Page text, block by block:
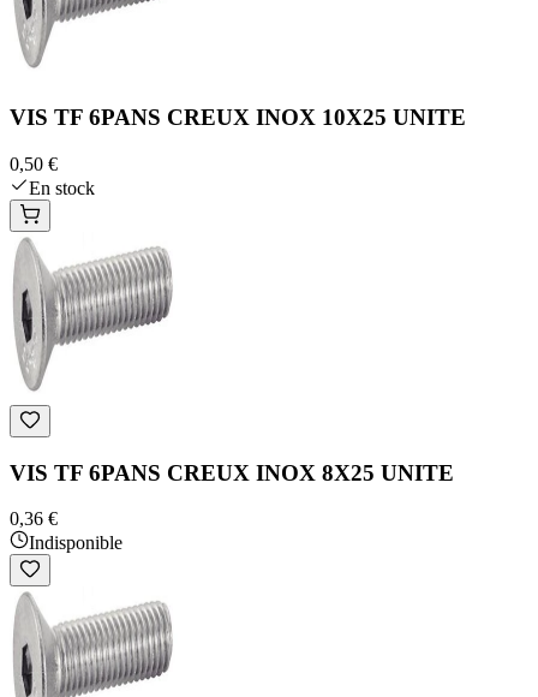
VIS TF 6PANS CREUX INOX 10X25 UNITE
0,50 €
En stock
VIS TF 6PANS CREUX INOX 8X25 UNITE
0,36 €
Indisponible